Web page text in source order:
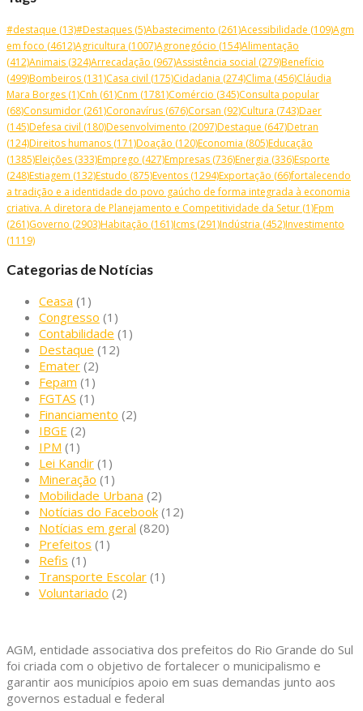
#destaque (13)#Destaques (5)Abastecimento (261)Acessibilidade (109)Agm
em foco (4612)Agricultura (1007)Agronegócio (154)Alimentação
(412)Animais (324)Arrecadação (967)Assistência social (279)Benefício
(499)Bombeiros (131)Casa civil (175)Cidadania (274)Clima (456)Cláudia
Mara Borges (1)Cnh (61)Cnm (1781)Comércio (345)Consulta popular
(68)Consumidor (261)Coronavírus (676)Corsan (92)Cultura (743)Daer
(145)Defesa civil (180)Desenvolvimento (2097)Destaque (647)Detran
(124)Direitos humanos (171)Doação (120)Economia (805)Educação
(1385)Eleições (333)Emprego (427)Empresas (736)Energia (336)Esporte
(248)Estiagem (132)Estudo (875)Eventos (1294)Exportação (66)fortalecendo
a tradição e a identidade do povo gaúcho de forma integrada à economia
criativa. A diretora de Planejamento e Competitividade da Setur (1)Fpm
(261)Governo (2903)Habitação (161)Icms (291)Indústria (452)Investimento
(1119)
Categorias de Notícias
Ceasa (1)
Congresso (1)
Contabilidade (1)
Destaque (12)
Emater (2)
Fepam (1)
FGTAS (1)
Financiamento (2)
IBGE (2)
IPM (1)
Lei Kandir (1)
Mineração (1)
Mobilidade Urbana (2)
Notícias do Facebook (12)
Notícias em geral (820)
Prefeitos (1)
Refis (1)
Transporte Escolar (1)
Voluntariado (2)
AGM, entidade associativa dos prefeitos do Rio Grande do Sul
foi criada com o objetivo de fortalecer o municipalismo e
garantir aos municípios apoio em suas demandas junto aos
governos estadual e federal